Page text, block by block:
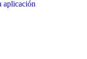
aplicación